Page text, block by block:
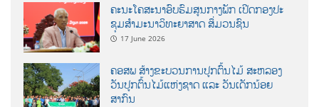
ຄະນະໂຄສະນາອົບຮົມສູນກາງພັກ ເປີດກອງປະ
ຊຸມສຳມະນາວິທະຍາສາດ ສຶ່ມວນຊົນ
17 June 2026
ຄອສພ ສ້າງຂະບວນການປູກຕົ້ນໄມ້ ສະຫລອງ
ວັນປູກຕົ້ນໄມ້ແຫ່ງຊາດ ແລະ ວັນເດັກນ້ອຍ
ສາກົນ